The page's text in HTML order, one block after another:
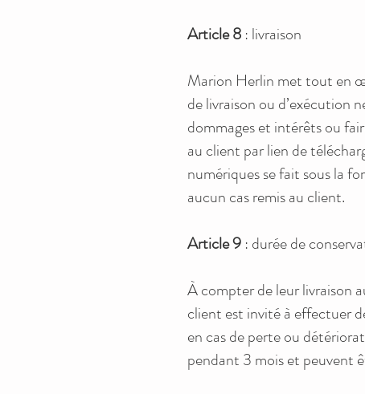
Article 8 : livraison
Marion Herlin met tout en
de livraison ou d’exécution
dommages et intérêts ou
au client par lien de
numériques se fait sous la
aucun cas remis au client.
Article 9 : durée de
À compter de leur livraison
client est invité à effectuer
en cas de perte ou
pendant 3 mois et peuvent